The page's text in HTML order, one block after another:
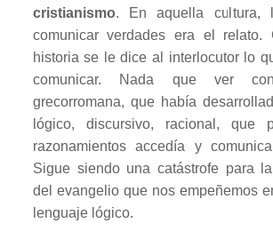
cristianismo. En aquella cultura,
comunicar verdades era el relato.
historia se le dice al interlocutor lo
comunicar. Nada que ver
grecorromana, que había
lógico, discursivo, racional, que
razonamientos accedía y
Sigue siendo una catástrofe para
del evangelio que nos empeñemos
lenguaje lógico.